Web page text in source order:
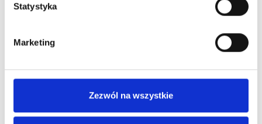
Statystyka
Marketing
Zezwól na wszystkie